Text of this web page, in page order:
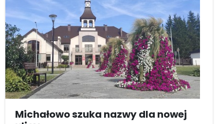
Michałowo szuka nazwy dla nowej